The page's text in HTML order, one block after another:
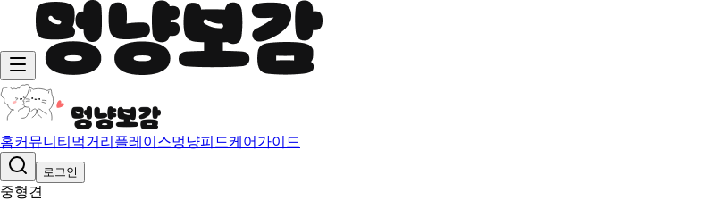
홈커뮤니티 먹거리 플레이스멍냥피드케어가이드
로그인
중형견